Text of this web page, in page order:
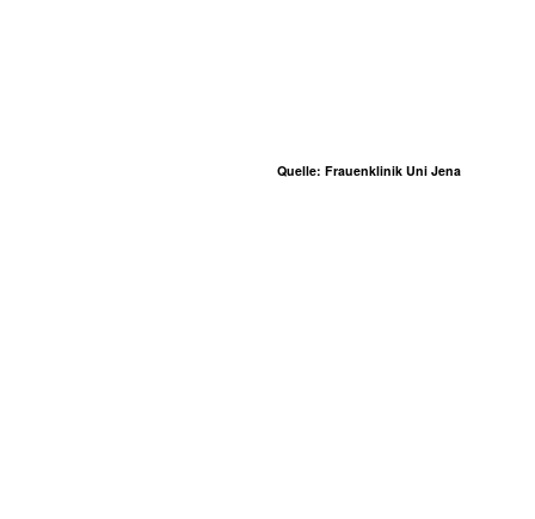
Quelle: Frauenklinik Uni Jena